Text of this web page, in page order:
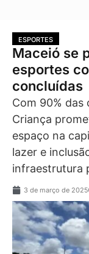
ESPORTES
Maceió se
esportes
concluídas
Com 90% das
Criança
espaço na
lazer e
infraestrutura
3 de março de 2025